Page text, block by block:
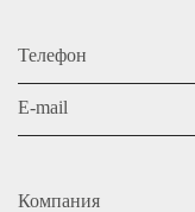
Телефон
E-mail
Компания